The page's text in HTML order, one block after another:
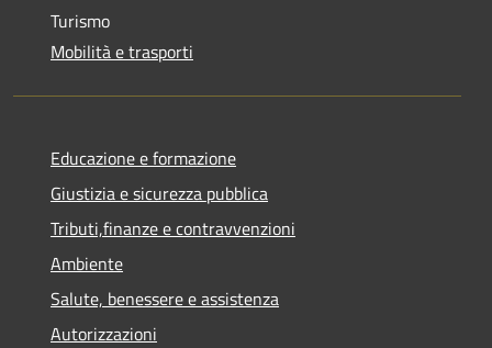
Turismo
Mobilità e trasporti
Educazione e formazione
Giustizia e sicurezza pubblica
Tributi,finanze e contravvenzioni
Ambiente
Salute, benessere e assistenza
Autorizzazioni